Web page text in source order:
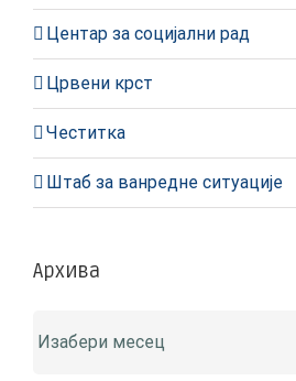
Центар за социјални рад
Црвени крст
Честитка
Штаб за ванредне ситуације
Архива